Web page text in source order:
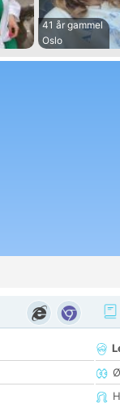
41 år gammel
Oslo